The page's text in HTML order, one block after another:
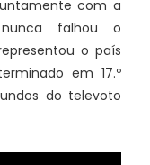
com a
falhou o
o país
em 17.º
do televoto